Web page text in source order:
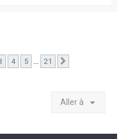
4 5 … 21
Aller à